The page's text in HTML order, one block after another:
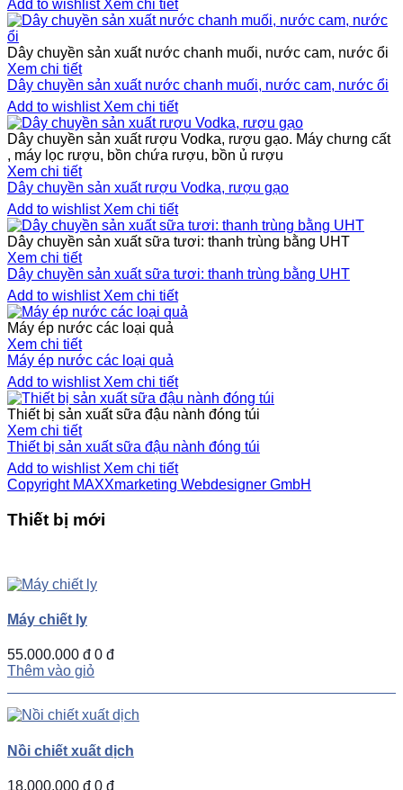
Add to wishlist Xem chi tiết
Dây chuyền sản xuất nước chanh muối, nước cam, nước ổi
Xem chi tiết
Dây chuyền sản xuất nước chanh muối, nước cam, nước ổi
Add to wishlist Xem chi tiết
Dây chuyền sản xuất rượu Vodka, rượu gạo. Máy chưng cất
, máy lọc rượu, bồn chứa rượu, bồn ủ rượu
Xem chi tiết
Dây chuyền sản xuất rượu Vodka, rượu gạo
Add to wishlist Xem chi tiết
Dây chuyền sản xuất sữa tươi: thanh trùng bằng UHT
Xem chi tiết
Dây chuyền sản xuất sữa tươi: thanh trùng bằng UHT
Add to wishlist Xem chi tiết
Máy ép nước các loại quả
Xem chi tiết
Máy ép nước các loại quả
Add to wishlist Xem chi tiết
Thiết bị sản xuất sữa đậu nành đóng túi
Xem chi tiết
Thiết bị sản xuất sữa đậu nành đóng túi
Add to wishlist Xem chi tiết
Copyright MAXXmarketing Webdesigner GmbH
Thiết bị mới
Máy chiết ly
55.000.000 đ 0 đ
Thêm vào giỏ
Nồi chiết xuất dịch
18.000.000 đ 0 đ